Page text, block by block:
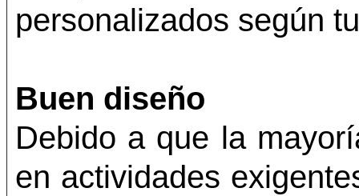
personalizados según
Buen diseño
Debido a que la
en actividades